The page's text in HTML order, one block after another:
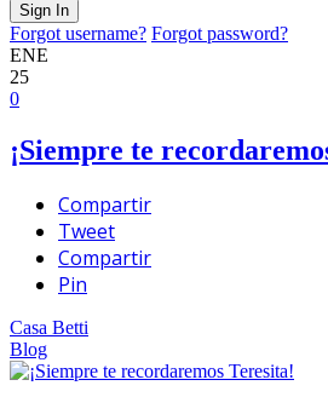
Sign In
Forgot username? Forgot password?
ENE
25
0
¡Siempre te
Compartir
Tweet
Compartir
Pin
Casa Betti
Blog